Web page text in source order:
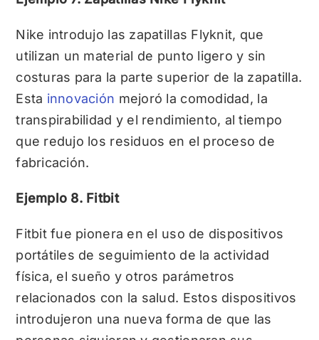
Nike introdujo las zapatillas Flyknit, que
utilizan un material de punto ligero y sin
costuras para la parte superior de la zapatilla.
Esta innovación mejoró la comodidad, la
transpirabilidad y el rendimiento, al tiempo
que redujo los residuos en el proceso de
fabricación.
Ejemplo 8. Fitbit
Fitbit fue pionera en el uso de dispositivos
portátiles de seguimiento de la actividad
física, el sueño y otros parámetros
relacionados con la salud. Estos dispositivos
introdujeron una nueva forma de que las